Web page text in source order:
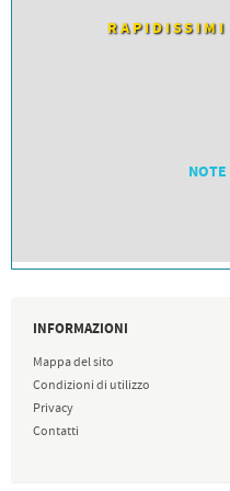
DORSALI TARGHE
RAPIDISSIMI
NOTE
INFORMAZIONI
Mappa del sito
Condizioni di utilizzo
Privacy
Contatti